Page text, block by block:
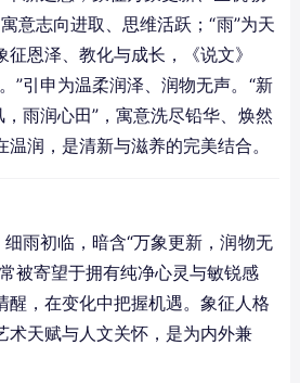
意志向进取、思维活跃；“雨”为天
恩泽、教化与成长，《说文》
”引申为温柔润泽、润物无声。“新
雨润心田”，寓意洗尽铅华、焕然
润，是清新与滋养的完美结合。
细雨初临，暗含“万象更新，润物无
被寄望于拥有纯净心灵与敏锐感
醒，在变化中把握机遇。象征人格
术天赋与人文关怀，是为内外兼